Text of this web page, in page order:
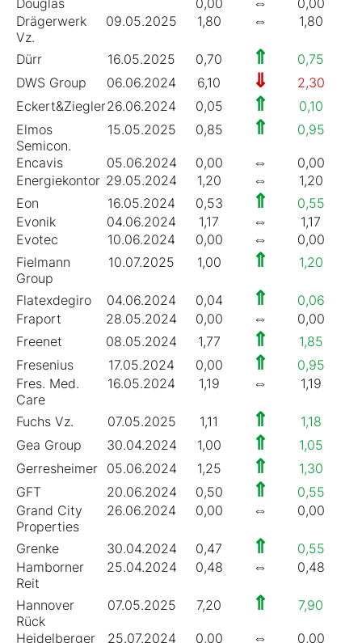
Drägerwerk
Vz.
09.05.2025 1,80 ⇔ 1,80
Dürr 16.05.2025 0,70 ⇑ 0,75
DWS Group
06.06.2024 6,10 ⇓ 2,30
Eckert&Ziegler26.06.2024 0,05 ⇑ 0,10
Elmos
Semicon.
15.05.2025 0,85 ⇑ 0,95
Encavis 05.06.2024 0,00 ⇔ 0,00
Energiekontor 29.05.2024 1,20 ⇔ 1,20
Eon
16.05.2024 0,53 ⇑ 0,55
Evonik
04.06.2024 1,17 ⇔ 1,17
Evotec
10.06.2024 0,00 ⇔ 0,00
Fielmann
Group
10.07.2025 1,00 ⇑ 1,20
Flatexdegiro 04.06.2024 0,04 ⇑ 0,06
Fraport
28.05.2024 0,00 ⇔ 0,00
Freenet
08.05.2024 1,77 ⇑ 1,85
Fresenius
17.05.2024 0,00 ⇑ 0,95
Fres. Med.
Care
16.05.2024 1,19 ⇔ 1,19
Fuchs Vz. 07.05.2025 1,11 ⇑ 1,18
Gea Group
30.04.2024 1,00 ⇑ 1,05
Gerresheimer 05.06.2024 1,25 ⇑ 1,30
GFT
20.06.2024 0,50 ⇑ 0,55
Grand City
Properties
26.06.2024 0,00 ⇔ 0,00
Grenke 30.04.2024 0,47 ⇑ 0,55
Hamborner
Reit
25.04.2024 0,48 ⇔ 0,48
Hannover
Rück
07.05.2025 7,20 ⇑ 7,90
Heidelberger
25.07.2024 0,00 ⇔ 0,00